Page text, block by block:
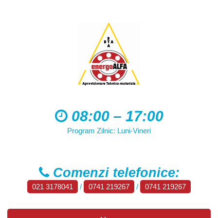
08:00 – 17:00
Program Zilnic: Luni-Vineri
Comenzi telefonice:
021 3178041 / 0741 219267 / 0741 219267